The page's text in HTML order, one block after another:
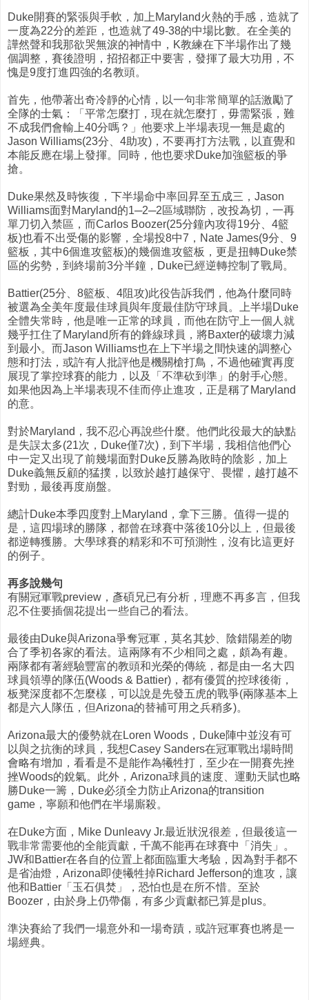
Duke開賽的緊張與手軟，加上Maryland火熱的手感，造就了
一度為22分的差距，也造就了49-38的中場比數。在全美的
譁然聲和我那欲哭無淚的神情中，K教練在下半場作出了幾
個調整，賽後證明，招招都正中要害，發揮了最大功用，不
愧是9度打進四強的名教頭。
首先，他帶著出奇冷靜的心情，以一句非常簡單的話激勵了
全隊的士氣：「平常怎麼打，現在就怎麼打，毋需緊張，難
不成我們會輸上40分嗎？」他要求上半場表現一無是處的
Jason Williams(23分、4助攻)，不要再打方法戰，以直覺和
本能反應在場上發揮。同時，他也要求Duke加強籃板的爭
搶。
Duke果然及時恢復，下半場命中率回昇至五成三，Jason
Williams面對Maryland的1─2─2區域聯防，改投為切，一再
單刀切入禁區，而Carlos Boozer(25分鐘內攻得19分、4籃
板)也看不出受傷的影響，全場投8中7，Nate James(9分、9
籃板，其中6個進攻籃板)的幾個進攻籃板，更是扭轉Duke禁
區的劣勢，到終場前3分半鐘，Duke已經逆轉控制了戰局。
Battier(25分、8籃板、4阻攻)此役告訴我們，他為什麼同時
被選為全美年度最佳球員與年度最佳防守球員。上半場Duke
全體失常時，他是唯一正常的球員，而他在防守上一個人就
幾乎扛住了Maryland所有的鋒線球員，將Baxter的破壞力減
到最小。而Jason Williams也在上下半場之間快速的調整心
態和打法，或許有人批評他是機關槍打鳥，不過他確實再度
展現了掌控球賽的能力，以及「不準砍到準」的射手心態。
如果他因為上半場表現不佳而停止進攻，正是稱了Maryland
的意。
對於Maryland，我不忍心再說些什麼。他們此役最大的缺點
是失誤太多(21次，Duke僅7次)，到下半場，我相信他們心
中一定又出現了前幾場面對Duke反勝為敗時的陰影，加上
Duke義無反顧的猛撲，以致於越打越保守、畏懼，越打越不
對勁，最後再度崩盤。
總計Duke本季四度對上Maryland，拿下三勝。值得一提的
是，這四場球的勝隊，都曾在球賽中落後10分以上，但最後
都逆轉獲勝。大學球賽的精彩和不可預測性，沒有比這更好
的例子。
再多說幾句
有關冠軍戰preview，彥碩兄已有分析，理應不再多言，但我
忍不住要插個花提出一些自己的看法。
最後由Duke與Arizona爭奪冠軍，莫名其妙、陰錯陽差的吻
合了季初各家的看法。這兩隊有不少相同之處，頗為有趣。
兩隊都有著經驗豐富的教頭和光榮的傳統，都是由一名大四
球員領導的隊伍(Woods & Battier)，都有優質的控球後衛，
板凳深度都不怎麼樣，可以說是先發五虎的戰爭(兩隊基本上
都是六人隊伍，但Arizona的替補可用之兵稍多)。
Arizona最大的優勢就在Loren Woods，Duke陣中並沒有可
以與之抗衡的球員，我想Casey Sanders在冠軍戰出場時間
會略有增加，看看是不是能作為犧牲打，至少在一開賽先挫
挫Woods的銳氣。此外，Arizona球員的速度、運動天賦也略
勝Duke一籌，Duke必須全力防止Arizona的transition
game，寧願和他們在半場廝殺。
在Duke方面，Mike Dunleavy Jr.最近狀況很差，但最後這一
戰非常需要他的全能貢獻，千萬不能再在球賽中「消失」。
JW和Battier在各自的位置上都面臨重大考驗，因為對手都不
是省油燈，Arizona即使犧牲掉Richard Jefferson的進攻，讓
他和Battier「玉石俱焚」，恐怕也是在所不惜。至於
Boozer，由於身上仍帶傷，有多少貢獻都已算是plus。
準決賽給了我們一場意外和一場奇蹟，或許冠軍賽也將是一
場經典。